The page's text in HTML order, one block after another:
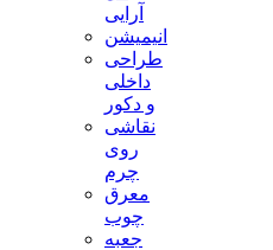
آرایی
انیمیشن
طراحی
داخلی
و دکور
نقاشی
روی
چرم
معرق
چوب
جعبه